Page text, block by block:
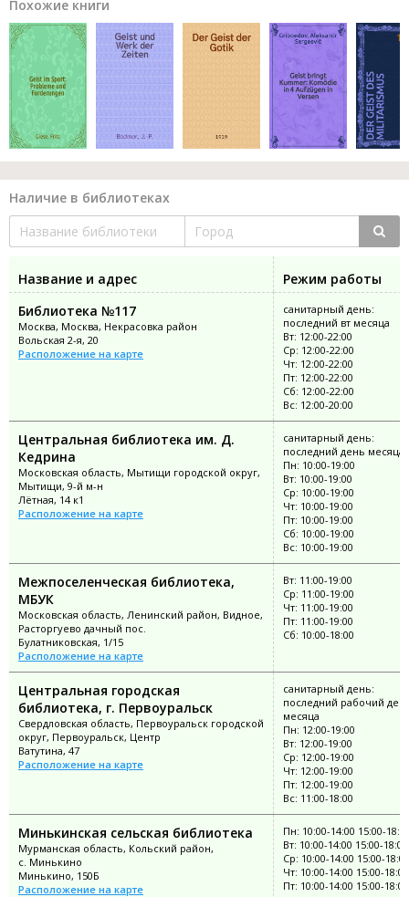
Похожие книги
Наличие в библиотеках
Название и адрес
Режим работы
Библиотека №117
Москва, Москва, Некрасовка район
Вольская 2-я, 20
Расположение на карте
санитарный день:
последний вт месяца
Вт: 12:00-22:00
Ср: 12:00-22:00
Чт: 12:00-22:00
Пт: 12:00-22:00
Сб: 12:00-22:00
Вс: 12:00-20:00
Центральная библиотека им. Д.
Кедрина
Московская область, Мытищи городской округ,
Мытищи, 9-й м-н
Лётная, 14 к1
Расположение на карте
санитарный день:
последний день месяца
Пн: 10:00-19:00
Вт: 10:00-19:00
Ср: 10:00-19:00
Чт: 10:00-19:00
Пт: 10:00-19:00
Сб: 10:00-19:00
Вс: 10:00-19:00
Межпоселенческая библиотека,
МБУК
Московская область, Ленинский район, Видное,
Расторгуево дачный пос.
Булатниковская, 1/15
Расположение на карте
Вт: 11:00-19:00
Ср: 11:00-19:00
Чт: 11:00-19:00
Пт: 11:00-19:00
Сб: 10:00-18:00
Центральная городская
библиотека, г. Первоуральск
Свердловская область, Первоуральск городской
округ, Первоуральск, Центр
Ватутина, 47
Расположение на карте
санитарный день:
последний рабочий
месяца
Пн: 12:00-19:00
Вт: 12:00-19:00
Ср: 12:00-19:00
Чт: 12:00-19:00
Пт: 12:00-19:00
Вс: 11:00-18:00
Минькинская сельская библиотека
Мурманская область, Кольский район,
с. Минькино
Минькино, 150Б
Расположение на карте
Пн: 10:00-14:00 15:00-
Вт: 10:00-14:00 15:00-18:00
Ср: 10:00-14:00 15:00-18:00
Чт: 10:00-14:00 15:00-18:00
Пт: 10:00-14:00 15:00-18:00